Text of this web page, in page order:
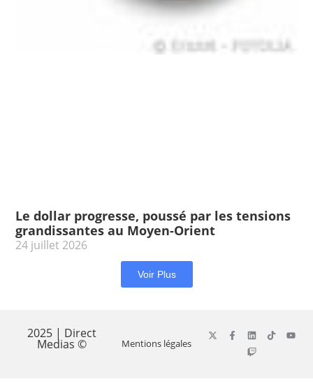
Le dollar progresse, poussé par les tensions
grandissantes au Moyen-Orient
24 juillet 2026
Voir Plus
2025 | Direct
Medias © Mentions légales